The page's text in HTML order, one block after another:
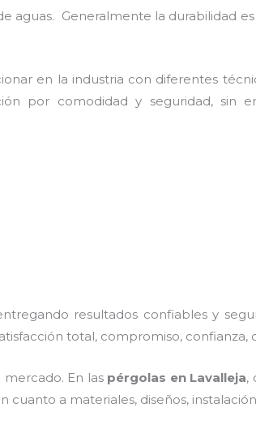
aguas. Generalmente la durabilidad
en la industria con diferentes
por comodidad y seguridad, sin
resultados confiables y
total, compromiso, confianza,
En las pérgolas en Lavalleja,
cuanto a materiales, diseños,